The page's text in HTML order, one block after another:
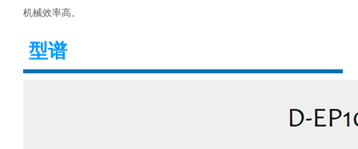
机械效率高。
型谱